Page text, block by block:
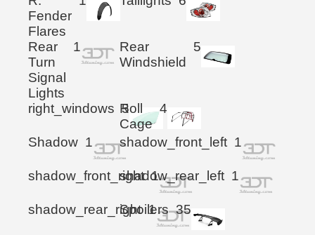
Fender
Flares
Rear
Turn
Signal
Lights
1
Rear
Windshield
5
right_windows 5
Roll
Cage
4
Shadow 1 shadow_front_left 1
shadow_front_right 1
shadow_rear_left 1
shadow_rear_right 1
Spoilers 35